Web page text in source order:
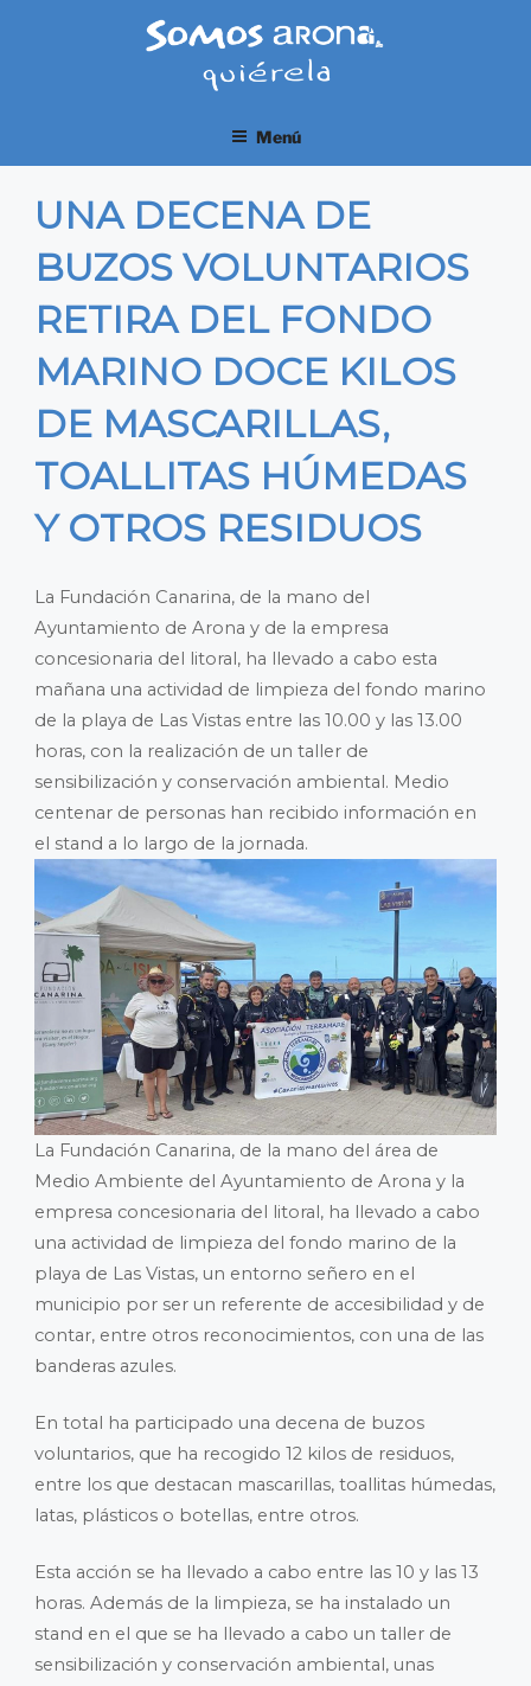
Gestión de residuos y limpieza viaria
Menú
UNA DECENA DE
BUZOS VOLUNTARIOS
RETIRA DEL FONDO
MARINO DOCE KILOS
DE MASCARILLAS,
TOALLITAS HÚMEDAS
Y OTROS RESIDUOS
La Fundación Canarina, de la mano del
Ayuntamiento de Arona y de la empresa
concesionaria del litoral, ha llevado a cabo esta
mañana una actividad de limpieza del fondo marino
de la playa de Las Vistas entre las 10.00 y las 13.00
horas, con la realización de un taller de
sensibilización y conservación ambiental. Medio
centenar de personas han recibido información en
el stand a lo largo de la jornada.
La Fundación Canarina, de la mano del área de
Medio Ambiente del Ayuntamiento de Arona y la
empresa concesionaria del litoral, ha llevado a cabo
una actividad de limpieza del fondo marino de la
playa de Las Vistas, un entorno señero en el
municipio por ser un referente de accesibilidad y de
contar, entre otros reconocimientos, con una de las
banderas azules.
En total ha participado una decena de buzos
voluntarios, que ha recogido 12 kilos de residuos,
entre los que destacan mascarillas, toallitas húmedas,
latas, plásticos o botellas, entre otros.
Esta acción se ha llevado a cabo entre las 10 y las 13
horas. Además de la limpieza, se ha instalado un
stand en el que se ha llevado a cabo un taller de
sensibilización y conservación ambiental, unas